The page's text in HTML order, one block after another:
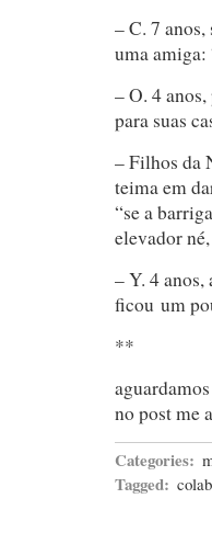
– C. 7
uma amiga:
– O. 4
para suas
– Filhos da
teima em
“se a
elevador
– Y. 4
ficou um
**
no post me
Categories:
Tagged: